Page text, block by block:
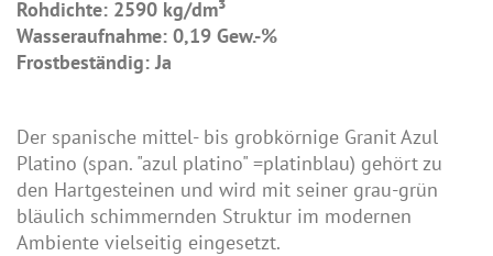
Rohdichte: 2590 kg/dm³
Wasseraufnahme: 0,19 Gew.-%
Frostbeständig: Ja
Der spanische mittel- bis grobkörnige Granit Azul
Platino (span. "azul platino" =platinblau) gehört zu
den Hartgesteinen und wird mit seiner grau-grün
bläulich schimmernden Struktur im modernen
Ambiente vielseitig eingesetzt.